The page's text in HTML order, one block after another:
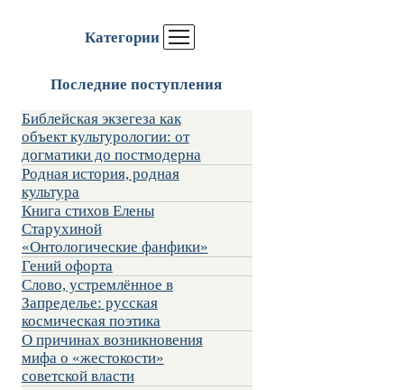
Категории
Последние поступления
Библейская экзегеза как
объект культурологии: от
догматики до постмодерна
Родная история, родная
культура
Книга стихов Елены
Старухиной
«Онтологические фанфики»
Гений офорта
Слово, устремлённое в
Запределье: русская
космическая поэтика
О причинах возникновения
мифа о «жестокости»
советской власти